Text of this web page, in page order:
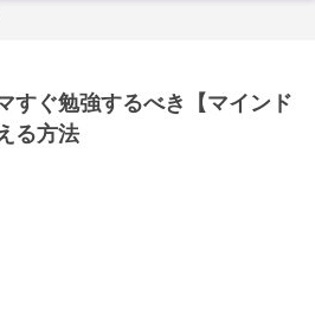
すぐ勉強するべき【マインド
る方法